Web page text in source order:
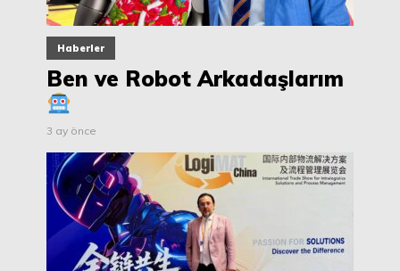
Haberler
Ben ve Robot Arkadaşlarım
3 ay önce